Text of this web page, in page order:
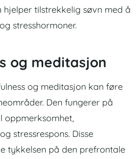
hjelper tilstrekkelig søvn med å
stresshormoner.
og meditasjon
og meditasjon kan føre
Den fungerer på
oppmerksomhet,
stressrespons. Disse
tykkelsen på den prefrontale